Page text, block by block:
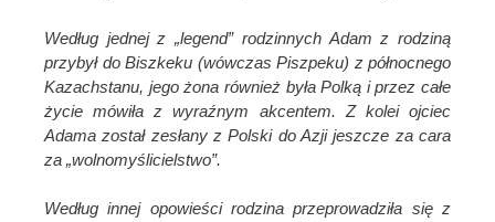
Według jednej z „legend” rodzinnych Adam z rodziną
przybył do Biszkeku (wówczas Piszpeku) z północnego
Kazachstanu, jego żona również była Polką i przez całe
życie mówiła z wyraźnym akcentem. Z kolei ojciec
Adama został zesłany z Polski do Azji jeszcze za cara
za „wolnomyślicielstwo”.
Według innej opowieści rodzina przeprowadziła się z